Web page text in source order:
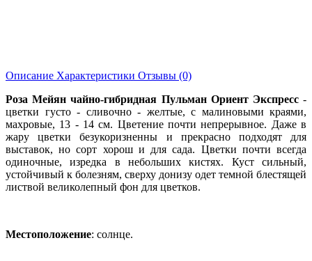
Описание Характеристики Отзывы (0)
Роза Мейян чайно-гибридная Пульман Ориент Экспресс-
цветки густо - сливочно - желтые, с малиновыми краями,
махровые, 13 - 14 см. Цветение почти непрерывное. Даже в
жару цветки безукоризненны и прекрасно подходят для
выставок, но сорт хорош и для сада. Цветки почти всегда
одиночные, изредка в небольших кистях. Куст сильный,
устойчивый к болезням, сверху донизу одет темной блестящей
листвой великолепный фон для цветков.
Местоположение: солнце.